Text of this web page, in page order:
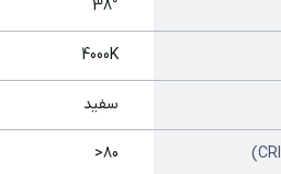
38°
4000K
سفید
80<